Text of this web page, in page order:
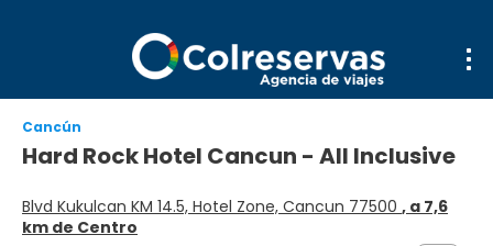
Cancún
Hard Rock Hotel Cancun - All Inclusive
Blvd Kukulcan KM 14.5, Hotel Zone, Cancun 77500 , a 7,6
km de Centro